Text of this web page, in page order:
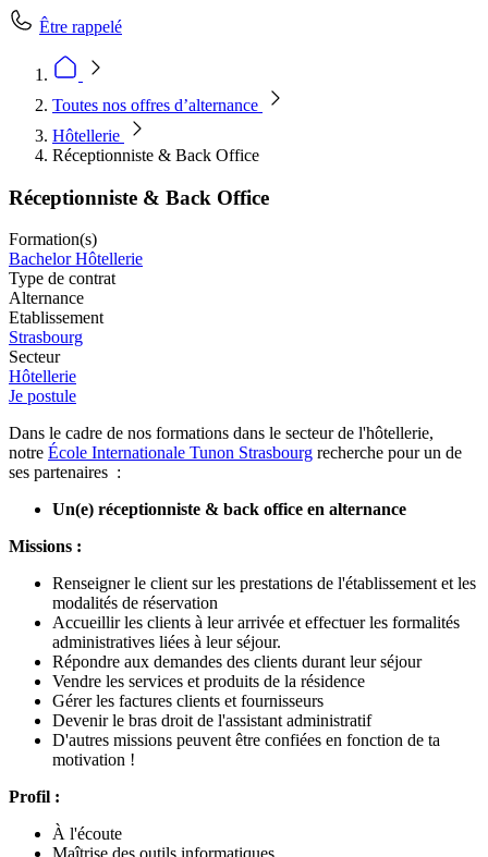
Être rappelé
Toutes nos offres d’alternance
Hôtellerie
Réceptionniste & Back Office
Réceptionniste & Back Office
Formation(s)
Bachelor Hôtellerie
Type de contrat
Alternance
Etablissement
Strasbourg
Secteur
Hôtellerie
Je postule
Dans le cadre de nos formations dans le secteur de l'hôtellerie,
notre École Internationale Tunon Strasbourg recherche pour un de
ses partenaires :
Un(e) réceptionniste & back office en alternance
Missions :
Renseigner le client sur les prestations de l'établissement et les
modalités de réservation
Accueillir les clients à leur arrivée et effectuer les formalités
administratives liées à leur séjour.
Répondre aux demandes des clients durant leur séjour
Vendre les services et produits de la résidence
Gérer les factures clients et fournisseurs
Devenir le bras droit de l'assistant administratif
D'autres missions peuvent être confiées en fonction de ta
motivation !
Profil :
À l'écoute